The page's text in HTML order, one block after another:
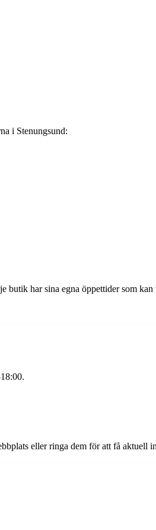
i Stenungsund:
har sina egna öppettider som
eller ringa dem för att få aktuell